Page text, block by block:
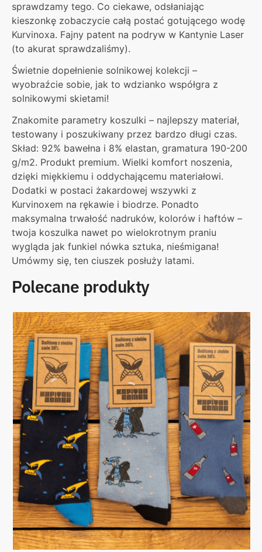
sprawdzamy tego. Co ciekawe, odsłaniając
kieszonkę zobaczycie całą postać gotującego wodę
Kurvinoxa. Fajny patent na podryw w Kantynie Laser
(to akurat sprawdzaliśmy).
Świetnie dopełnienie solnikowej kolekcji –
wyobraźcie sobie, jak to wdzianko współgra z
solnikowymi skietami!
Znakomite parametry koszulki – najlepszy materiał,
testowany i poszukiwany przez bardzo długi czas.
Skład: 92% bawełna i 8% elastan, gramatura 190-200
g/m2. Produkt premium. Wielki komfort noszenia,
dzięki miękkiemu i oddychającemu materiałowi.
Dodatki w postaci żakardowej wszywki z
Kurvinoxem na rękawie i biodrze. Ponadto
maksymalna trwałość nadruków, kolorów i haftów –
twoja koszulka nawet po wielokrotnym praniu
wygląda jak funkiel nówka sztuka, nieśmigana!
Umówmy się, ten ciuszek posłuży latami.
Polecane produkty